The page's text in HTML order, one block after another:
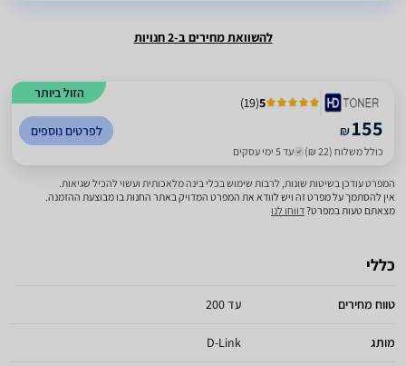
להשוואת מחירים ב-2 חנויות
הזול ביותר
5
(
19
)
₪155
כולל משלוח (22 ₪) עד 5 ימי עסקים
לפרטים נוספים
המפרט עודכן בשיטות שונות, לרבות שימוש בכלי בינה מלאכותית ועשוי להכיל שגיאות.
אין להסתמך על מפרט זה ויש לוודא את המפרט המדויק באתר החנות בו מבוצעת ההזמנה.
מצאתם טעות במפרט?דווחו לנו
כללי
טווח מחירים עד 200
מותג D-Link